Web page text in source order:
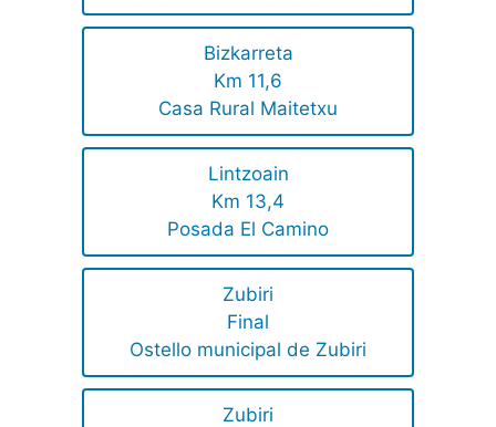
Bizkarreta
Km 11,6
Casa Rural Maitetxu
Lintzoain
Km 13,4
Posada El Camino
Zubiri
Final
Ostello municipal de Zubiri
Zubiri